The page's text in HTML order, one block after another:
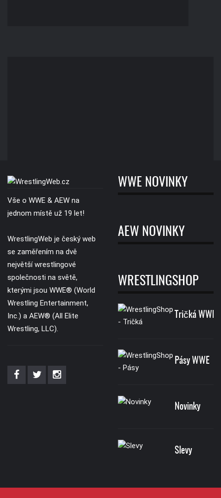
Vše o WWE & AEW na
jednom místě už 19 let!
WrestlingWeb je český web
se zaměřením na dvě
největší wrestlingové
společnosti na světě,
kterými jsou WWE® (World
Wrestling Entertainment,
Inc.) a AEW® (All Elite
Wrestling, LLC).
WWE NOVINKY
AEW NOVINKY
WRESTLINGSHOP
Tričká WWE
Pásy WWE
Novinky
Slevy